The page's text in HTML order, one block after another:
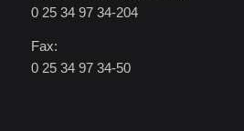
0 25 34 97 34-204
Fax:
0 25 34 97 34-50